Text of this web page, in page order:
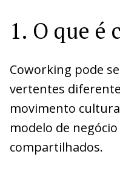
1. O que é
Coworking pode
vertentes
movimento
modelo de
compartilhados.